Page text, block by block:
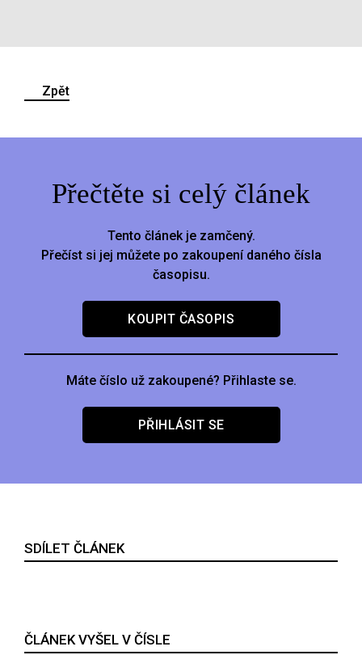
Zpět
Přečtěte si celý článek
Tento článek je zamčený.
Přečíst si jej můžete po zakoupení daného čísla
časopisu.
KOUPIT ČASOPIS
Máte číslo už zakoupené? Přihlaste se.
PŘIHLÁSIT SE
SDÍLET ČLÁNEK
ČLÁNEK VYŠEL V ČÍSLE